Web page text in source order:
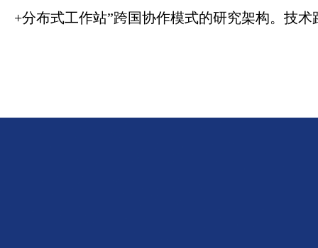
+分布式工作站”跨国协作模式的研究架构。技